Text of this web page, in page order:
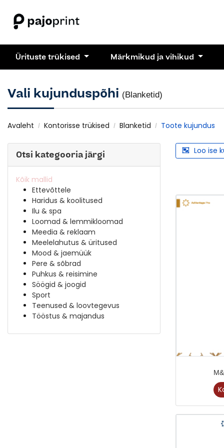
Ürituste trükised Märkmikud ja vihikud
Vali kujunduspõhi (Blanketid)
Avaleht Kontorisse trükised Blanketid Toote kujundus
Otsi kategooria järgi
Kõik mallid
Ettevõttele
Haridus & koolitused
Ilu & spa
Loomad & lemmikloomad
Meedia & reklaam
Meelelahutus & üritused
Mood & jaemüük
Pere & sõbrad
Puhkus & reisimine
Söögid & joogid
Sport
Teenused & loovtegevus
Tööstus & majandus
Loo ise